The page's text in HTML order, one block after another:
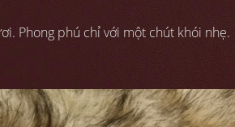
Phong phú chỉ với một chút khói nhẹ.